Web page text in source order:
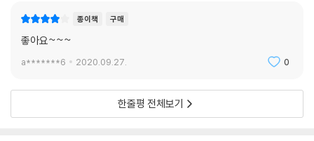
“아빠하고 같이 있고 싶어요. 제가 바라는 건 그것뿐이에요. 아빠가 해 온
것처럼 제가 우리 땅을 돌볼게요. 폭풍우가 지나가고 나서 우리 벼랑 후추
가 아주 빨리 자랐어요. 우린 한번도 배고프지 않았어요. 절대로요! 아빠는
“하지만 그들은 다 글을 읽을 줄 안다. 쓸 줄도 알지. 그건 이 세상에서 분명
종이책 구매
좋아요~~~
a*******6 2020.09.27. 0
한줄평 전체보기